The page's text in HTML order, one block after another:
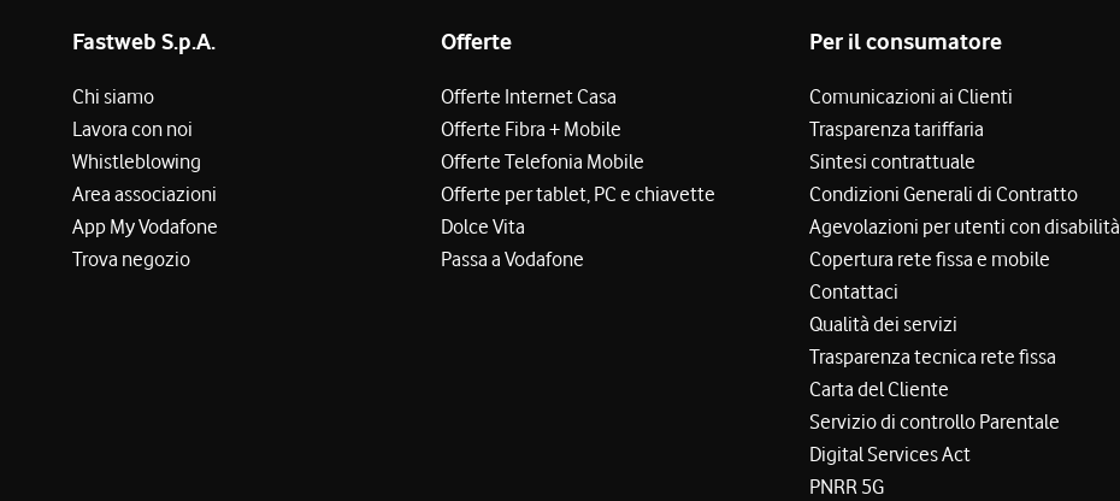
Fastweb S.p.A.
Chi siamo
Lavora con noi
Whistleblowing
Area associazioni
App My Vodafone
Trova negozio
Offerte
Offerte Internet Casa
Offerte Fibra + Mobile
Offerte Telefonia Mobile
Offerte per tablet, PC e chiavette
Dolce Vita
Passa a Vodafone
Per il consumatore
Comunicazioni ai Clienti
Trasparenza tariffaria
Sintesi contrattuale
Condizioni Generali di Contratto
Agevolazioni per utenti con disabilità
Copertura rete fissa e mobile
Contattaci
Qualità dei servizi
Trasparenza tecnica rete fissa
Carta del Cliente
Servizio di controllo Parentale
Digital Services Act
PNRR 5G